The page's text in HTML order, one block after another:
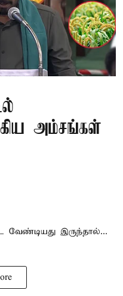
அம்சங்கள்
வேண்டியது இருந்தால்...